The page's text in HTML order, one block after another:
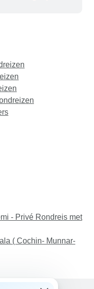
- Privé Rondreis met
( Cochin- Munnar-